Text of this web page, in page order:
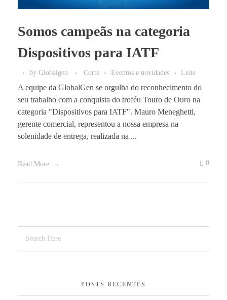
Somos campeãs na categoria
Dispositivos para IATF
by Globalgen Corte Eventos e novidades Leite
A equipe da GlobalGen se orgulha do reconhecimento do
seu trabalho com a conquista do troféu Touro de Ouro na
categoria "Dispositivos para IATF". Mauro Meneghetti,
gerente comercial, representou a nossa empresa na
solenidade de entrega, realizada na ...
Read More 0
POSTS RECENTES